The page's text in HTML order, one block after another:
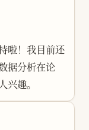
起来。想家
啦！我目前还
据分析在论
趣。